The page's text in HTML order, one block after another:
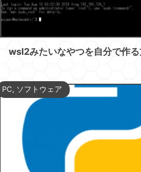
wsl2みたいなやつを自分で作
PC, ソフトウェア